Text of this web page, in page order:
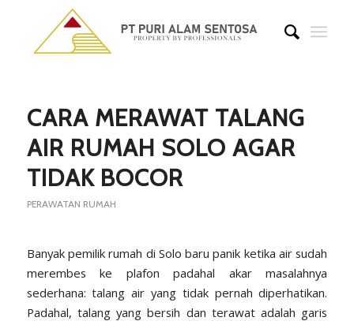
CARA MERAWAT TALANG
AIR RUMAH SOLO AGAR
TIDAK BOCOR
PERAWATAN RUMAH
Banyak pemilik rumah di Solo baru panik ketika air sudah
merembes ke plafon padahal akar masalahnya
sederhana: talang air yang tidak pernah diperhatikan.
Padahal, talang yang bersih dan terawat adalah garis